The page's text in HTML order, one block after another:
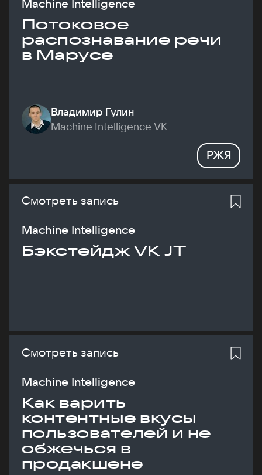
Machine Intelligence
Потоковое
распознавание речи
в Марусе
Владимир Гулин
Machine Intelligence VK
РЖЯ
Смотреть запись
Machine Intelligence
Бэкстейдж VK JT
Смотреть запись
Machine Intelligence
Как варить
контентные вкусы
пользователей и не
обжечься в
продакшене